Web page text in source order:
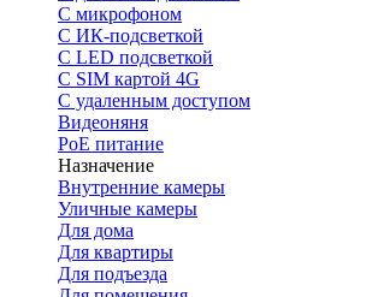
С микрофоном
С ИК-подсветкой
С LED подсветкой
C SIM картой 4G
C удаленным доступом
Видеоняня
PoE питание
Назначение
Внутренние камеры
Уличные камеры
Для дома
Для квартиры
Для подъезда